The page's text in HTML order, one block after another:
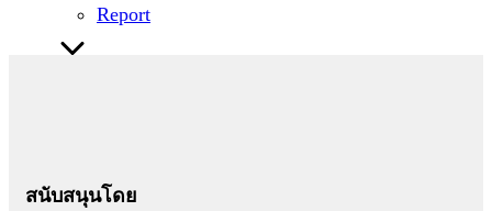
Report
สนับสนุนโดย